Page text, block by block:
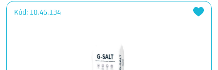
Kód: 10.46.134